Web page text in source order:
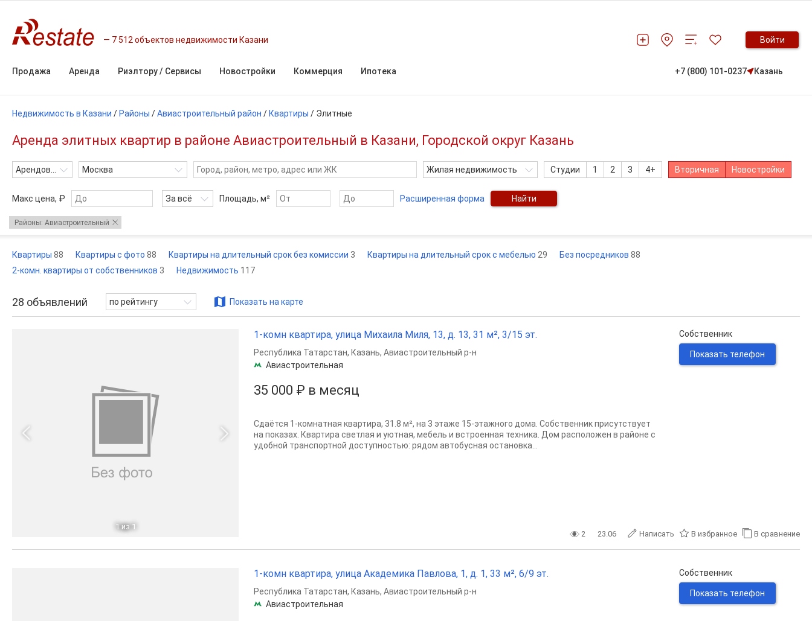
7 512 объектов недвижимости Казани Войти
Продажа Аренда Риэлтору / Сервисы Новостройки Коммерция Ипотека +7 (800) 101-0237 Казань
Недвижимость в Казани / Районы /Авиастроительный район / Квартиры / Элитные
Аренда элитных квартир в районе Авиастроительный в Казани, Городской округ Казань
Арендовать Москва Жилая недвижимость Студии 1 2 3 4+ Вторичная Новостройки
Макс цена, ₽ За всё Площадь, м² Расширенная форма Найти
Районы: Авиастроительный
Квартиры 88 Квартиры с фото 88 Квартиры на длительный срок без комиссии 3 Квартиры на длительный срок с мебелью 29 Без посредников 88
2-комн. квартиры от собственников 3 Недвижимость 117
28 объявлений по рейтингу Показать на карте
1 из 1
1-комн квартира, улица Михаила Миля, 13, д. 13, 31 м², 3/15 эт.
35 000 ₽ в месяц
Республика Татарстан, Казань, Авиастроительный р-н
Авиастроительная
Сдаётся 1-комнатная квартира, 31.8 м², на 3 этаже 15-этажного дома. Собственник присутствует
на показах. Квартира светлая и уютная, мебель и встроенная техника. Дом расположен в районе с
удобной транспортной доступностью: рядом автобусная остановка...
Собственник
Показать телефон
2 23.06 Написать В избранное В сравнение
1-комн квартира, улица Академика Павлова, 1, д. 1, 33 м², 6/9 эт.
Республика Татарстан, Казань, Авиастроительный р-н
Авиастроительная
Собственник
Показать телефон